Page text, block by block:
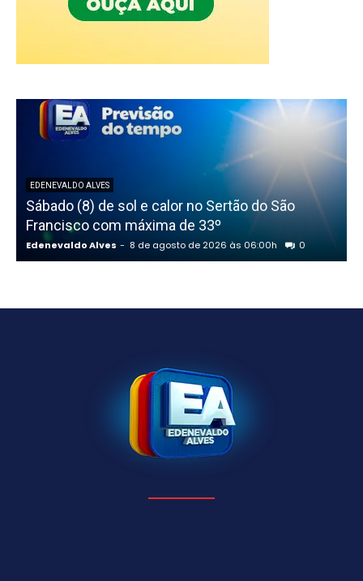
EDENEVALDO ALVES
Sábado (8) de sol e calor no Sertão do São
Francisco com máxima de 33º
Edenevaldo Alves - 8 de agosto de 2026 às 06:00h 0